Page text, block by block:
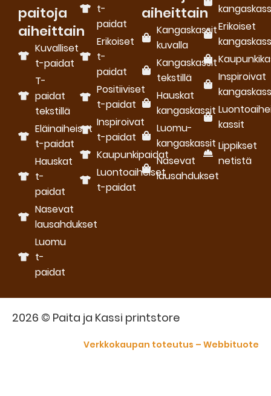
paitoja
aiheittain
Kuvalliset
t-paidat
T-
paidat
tekstillä
Eläinaiheiset
t-paidat
Hauskat
t-
paidat
Nasevat
lausahdukset
Luomu
t-
paidat
t-
paidat
Erikoiset
t-
paidat
Positiiviset
t-paidat
Inspiroivat
t-paidat
Kaupunkipaidat
Luontoaiheiset
t-paidat
aiheittain
Kangaskassit
kuvalla
Kangaskassit
tekstillä
Hauskat
kangaskassit
Luomu­
kangaskassit
Nasevat
lausahdukset
Erikoiset
Inspiroivat
kassit
Lippikset
netistä
2026 © Paita ja Kassi printstore
Verkkokaupan toteutus – Webbituote